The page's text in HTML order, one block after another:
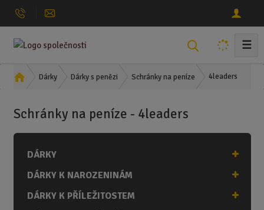
a
☰
Ú
d
s
a
Dárky Dárky s penězi Schránky na peníze 4leaders
Schránky na peníze - 4leaders
DÁRKY
DÁRKY K NAROZENINÁM
DÁRKY K PŘÍLEŽITOSTEM